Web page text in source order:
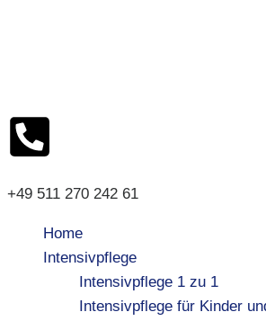
+49 511 270 242 61
Home
Intensivpflege
Intensivpflege 1 zu 1
Intensivpflege für Kinder